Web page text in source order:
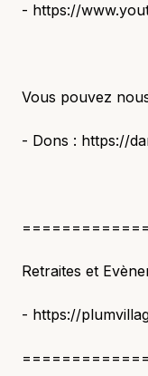
- https://
Vous pouvez
- Dons : https://
Retraites et
- https://